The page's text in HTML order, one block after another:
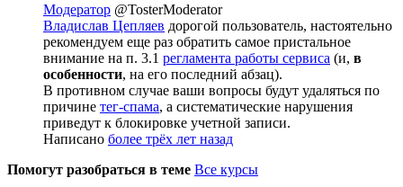
Модератор @TosterModerator
Владислав Цепляев дорогой пользователь, настоятельно
рекомендуем еще раз обратить самое пристальное
внимание на п. 3.1 регламента работы сервиса (и, в
особенности, на его последний абзац).
В противном случае ваши вопросы будут удаляться по
причине тег-спама, а систематические нарушения
приведут к блокировке учетной записи.
Написано более трёх лет назад
Помогут разобраться в теме Все курсы